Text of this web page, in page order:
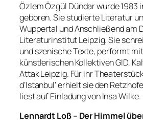
Özlem Özgül Dündar wurde 1983
geboren. Sie studierte Literatur
Wuppertal und Anschließend am
Literaturinstitut Leipzig. Sie
und szenische Texte, performt
künstlerischen Kollektiven GID,
Attak Leipzig. Für ihr
d’Istanbul‘ erhielt sie den
liest auf Einladung von Insa Wilke.
Lennardt Loß – Der Himmel